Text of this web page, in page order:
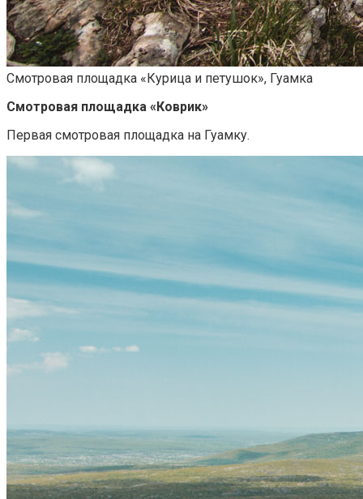
Смотровая площадка «Курица и петушок», Гуамка
Смотровая площадка «Коврик»
Первая смотровая площадка на Гуамку.